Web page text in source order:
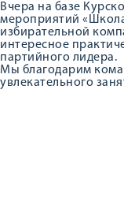
Вчера на базе
мероприятий
избирательной
интересное
партийного лидера.
Мы благодарим
увлекательного